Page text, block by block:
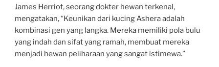
James Herriot, seorang dokter hewan terkenal,
mengatakan, “Keunikan dari kucing Ashera adalah
kombinasi gen yang langka. Mereka memiliki pola bulu
yang indah dan sifat yang ramah, membuat mereka
menjadi hewan peliharaan yang sangat istimewa.”